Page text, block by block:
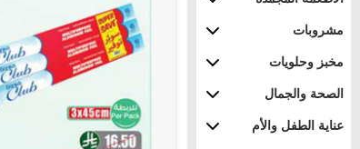
مشروبات
مخبز وحلويات
الصحة والجمال
عناية الطفل والأم